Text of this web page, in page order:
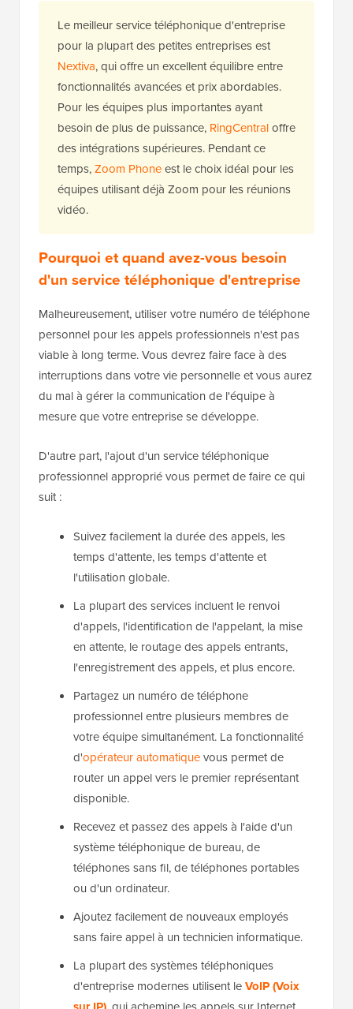
Le meilleur service téléphonique d'entreprise
pour la plupart des petites entreprises est
Nextiva, qui offre un excellent équilibre entre
fonctionnalités avancées et prix abordables.
Pour les équipes plus importantes ayant
besoin de plus de puissance, RingCentraloffre
des intégrations supérieures. Pendant ce
temps,Zoom Phoneest le choix idéal pour les
équipes utilisant déjà Zoom pour les réunions
vidéo.
Pourquoi et quand avez-vous besoin
d'un service téléphonique d'entreprise
Malheureusement, utiliser votre numéro de téléphone
personnel pour les appels professionnels n'est pas
viable à long terme. Vous devrez faire face à des
interruptions dans votre vie personnelle et vous aurez
du mal à gérer la communication de l'équipe à
mesure que votre entreprise se développe.
D'autre part, l'ajout d'un service téléphonique
professionnel approprié vous permet de faire ce qui
suit :
Suivez facilement la durée des appels, les
temps d'attente, les temps d'attente et
l'utilisation globale.
La plupart des services incluent le renvoi
d'appels, l'identification de l'appelant, la mise
en attente, le routage des appels entrants,
l'enregistrement des appels, et plus encore.
Partagez un numéro de téléphone
professionnel entre plusieurs membres de
votre équipe simultanément. La fonctionnalité
d'opérateur automatiquevous permet de
router un appel vers le premier représentant
disponible.
Recevez et passez des appels à l'aide d'un
système téléphonique de bureau, de
téléphones sans fil, de téléphones portables
ou d'un ordinateur.
Ajoutez facilement de nouveaux employés
sans faire appel à un technicien informatique.
La plupart des systèmes téléphoniques
d'entreprise modernes utilisent leVoIP (Voix